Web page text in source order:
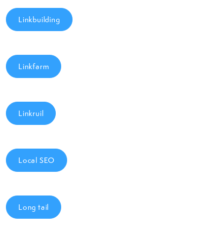
Linkbuilding
Linkfarm
Linkruil
Local SEO
Long tail